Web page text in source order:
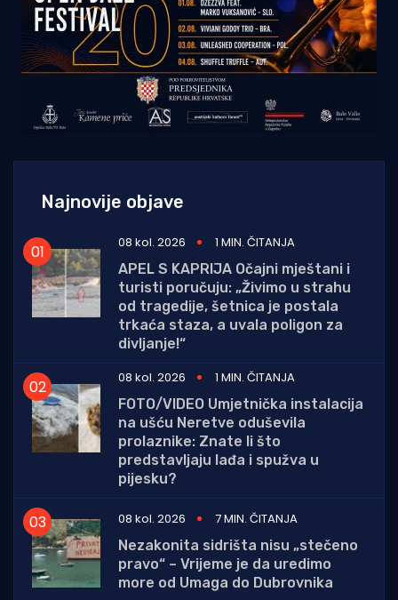
Najnovije objave
08 kol. 2026
1 MIN. ČITANJA
APEL S KAPRIJA Očajni mještani i
turisti poručuju: „Živimo u strahu
od tragedije, šetnica je postala
trkaća staza, a uvala poligon za
divljanje!“
08 kol. 2026
1 MIN. ČITANJA
FOTO/VIDEO Umjetnička instalacija
na ušću Neretve oduševila
prolaznike: Znate li što
predstavljaju lađa i spužva u
pijesku?
08 kol. 2026
7 MIN. ČITANJA
Nezakonita sidrišta nisu „stečeno
pravo“ – Vrijeme je da uredimo
more od Umaga do Dubrovnika